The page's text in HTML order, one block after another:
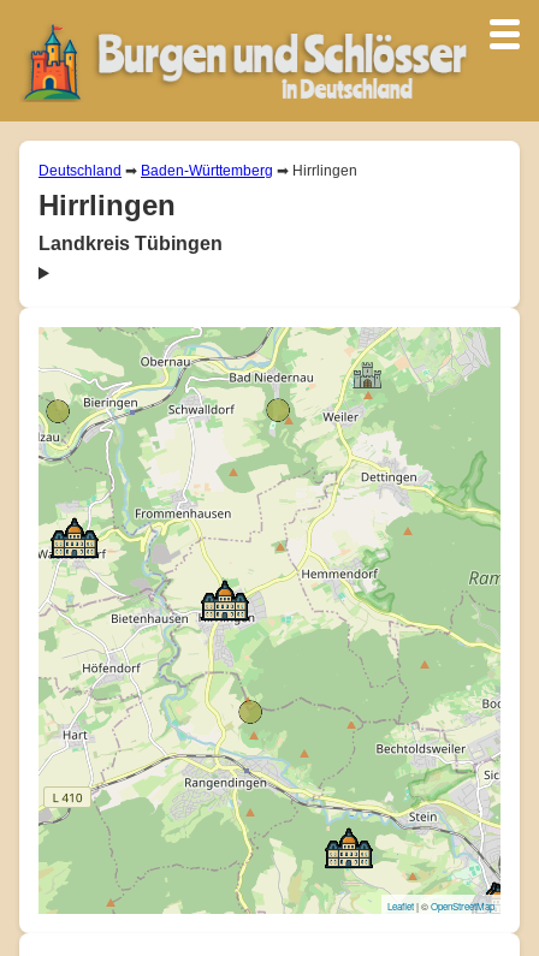
Deutschland ➡ Baden-Württemberg ➡ Hirrlingen
Hirrlingen
Landkreis Tübingen
Leaflet| ©OpenStreetMap